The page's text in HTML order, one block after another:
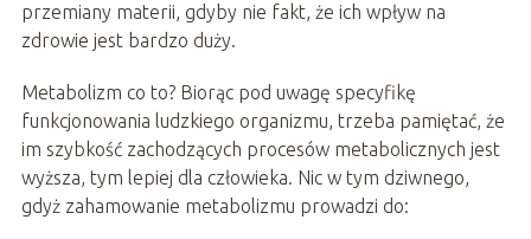
przemiany materii, gdyby nie fakt, że ich wpływ na
zdrowie jest bardzo duży.
Metabolizm co to? Biorąc pod uwagę specyfikę
funkcjonowania ludzkiego organizmu, trzeba pamiętać, że
im szybkość zachodzących procesów metabolicznych jest
wyższa, tym lepiej dla człowieka. Nic w tym dziwnego,
gdyż zahamowanie metabolizmu prowadzi do: